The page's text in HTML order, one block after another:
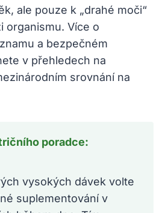
ale pouze k „drahé moči“
organismu. Více o
a bezpečném
v přehledech na
srovnání na
poradce:
vysokých dávek volte
suplementování v